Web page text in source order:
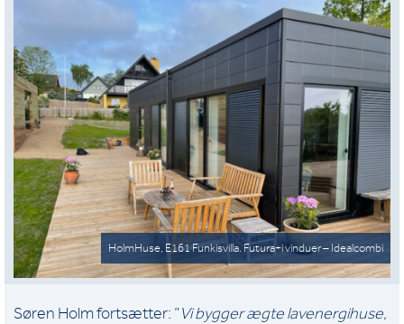
HolmHuse, E161 Funkisvilla. Futura+i vinduer – Idealcombi
Søren Holm fortsætter: ” Vi bygger ægte lavenergihuse,